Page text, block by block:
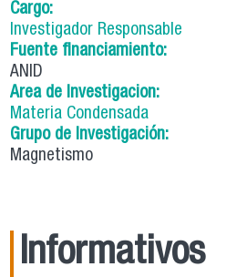
Cargo:
Investigador Responsable
Fuente financiamiento:
ANID
Area de Investigacion:
Materia Condensada
Grupo de Investigación:
Magnetismo
Informativos